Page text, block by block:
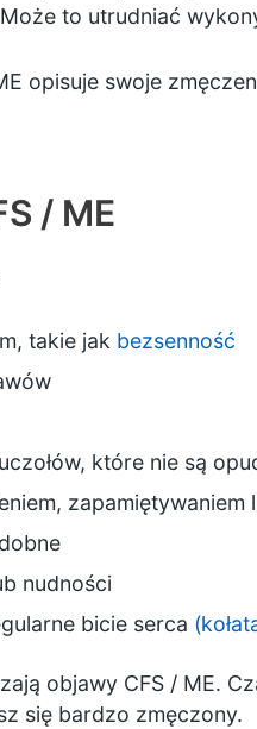
to utrudniać
opisuje swoje
/ ME
takie jak bezsenność
które nie są
zapamiętywaniem
nudności
bicie serca
objawy CFS / ME.
się bardzo zmęczony.